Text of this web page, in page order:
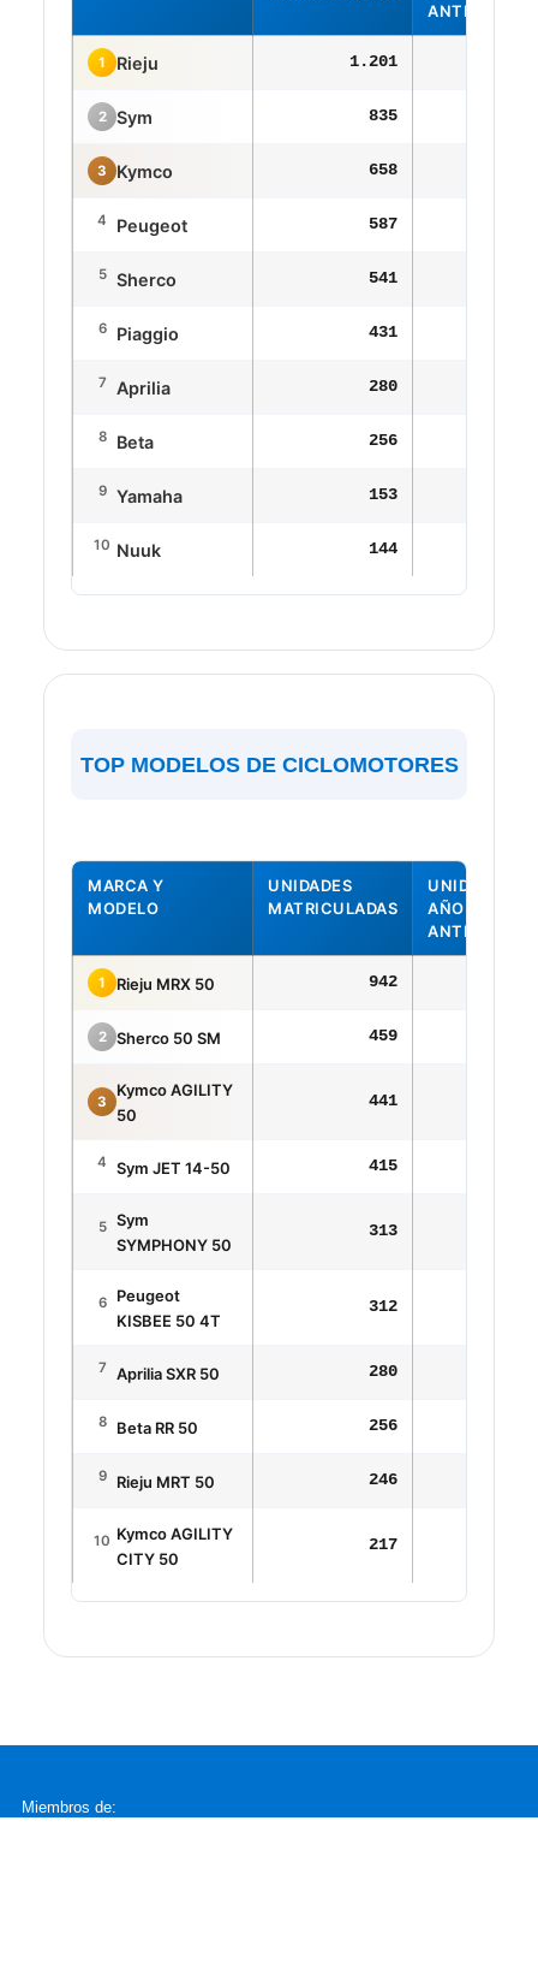
ANTERIOR
1 Rieju 1.201
2 Sym 835
3 Kymco 658
4 Peugeot 587
5 Sherco 541
6 Piaggio 431
7 Aprilia 280
8 Beta 256
9 Yamaha 153
10 Nuuk 144
TOP MODELOS DE CICLOMOTORES
MARCA Y
MODELO
UNIDADES
MATRICULADAS
UNIDADES
AÑO
ANTERIOR
1 Rieju MRX 50 942
2 Sherco 50 SM 459
3
Kymco AGILITY
50
441
4 Sym JET 14-50 415
5
Sym
SYMPHONY 50
313
6
Peugeot
KISBEE 50 4T
312
7 Aprilia SXR 50 280
8 Beta RR 50 256
9 Rieju MRT 50 246
10 Kymco AGILITY
CITY 50
217
Miembros de: